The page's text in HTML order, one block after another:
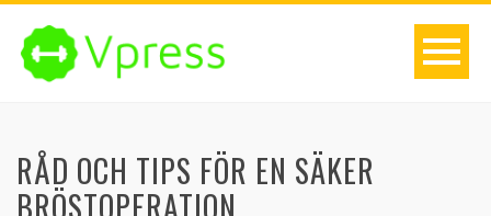
RÅD OCH TIPS FÖR EN SÄKER
BRÖSTOPERATION